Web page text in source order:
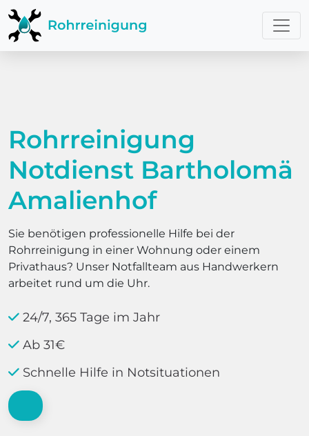
Rohrreinigung
Notdienst Bartholomä
Amalienhof
Sie benötigen professionelle Hilfe bei der
Rohrreinigung in einer Wohnung oder einem
Privathaus? Unser Notfallteam aus Handwerkern
arbeitet rund um die Uhr.
24/7, 365 Tage im Jahr
Ab 31€
Schnelle Hilfe in Notsituationen